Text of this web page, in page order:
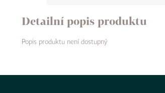
Detailní popis produktu
Popis produktu není dostupný